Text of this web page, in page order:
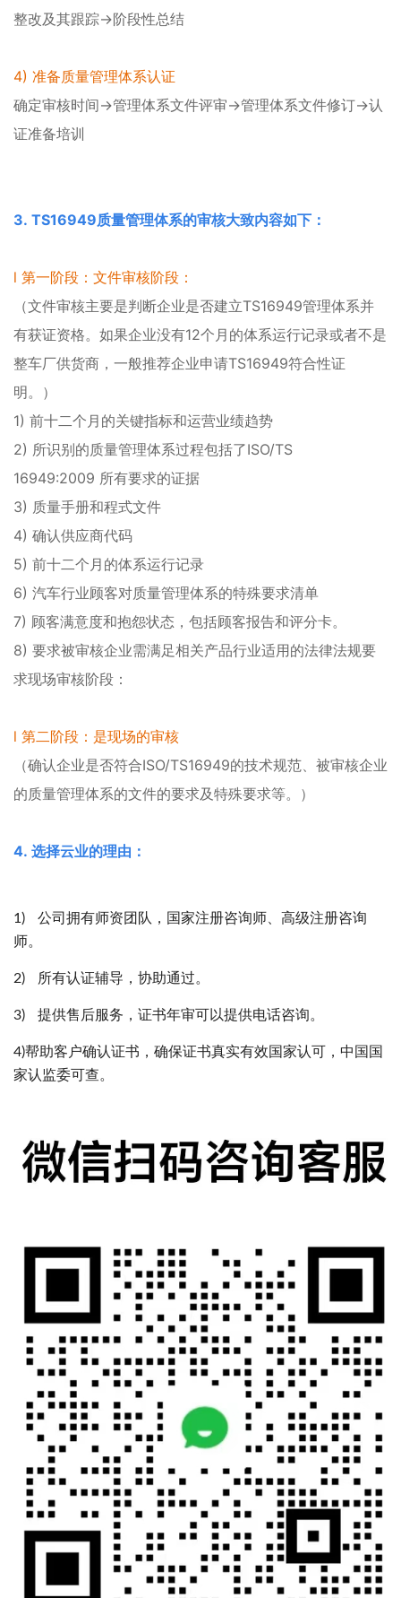
整改及其跟踪→阶段性总结
4) 准备质量管理体系认证
确定审核时间→管理体系文件评审→管理体系文件修订→认
证准备培训
3. TS16949质量管理体系的审核大致内容如下：
l 第一阶段：文件审核阶段：
（文件审核主要是判断企业是否建立TS16949管理体系并
有获证资格。如果企业没有12个月的体系运行记录或者不是
整车厂供货商，一般推荐企业申请TS16949符合性证
明。）
1) 前十二个月的关键指标和运营业绩趋势
2) 所识别的质量管理体系过程包括了ISO/TS
16949:2009 所有要求的证据
3) 质量手册和程式文件
4) 确认供应商代码
5) 前十二个月的体系运行记录
6) 汽车行业顾客对质量管理体系的特殊要求清单
7) 顾客满意度和抱怨状态，包括顾客报告和评分卡。
8) 要求被审核企业需满足相关产品行业适用的法律法规要
求现场审核阶段：
l 第二阶段：是现场的审核
（确认企业是否符合ISO/TS16949的技术规范、被审核企业
的质量管理体系的文件的要求及特殊要求等。）
4. 选择云业的理由：
1) 公司拥有师资团队，国家注册咨询师、高级注册咨询
师。
2) 所有认证辅导，协助通过。
3) 提供售后服务，证书年审可以提供电话咨询。
4)帮助客户确认证书，确保证书真实有效国家认可，中国国
家认监委可查。